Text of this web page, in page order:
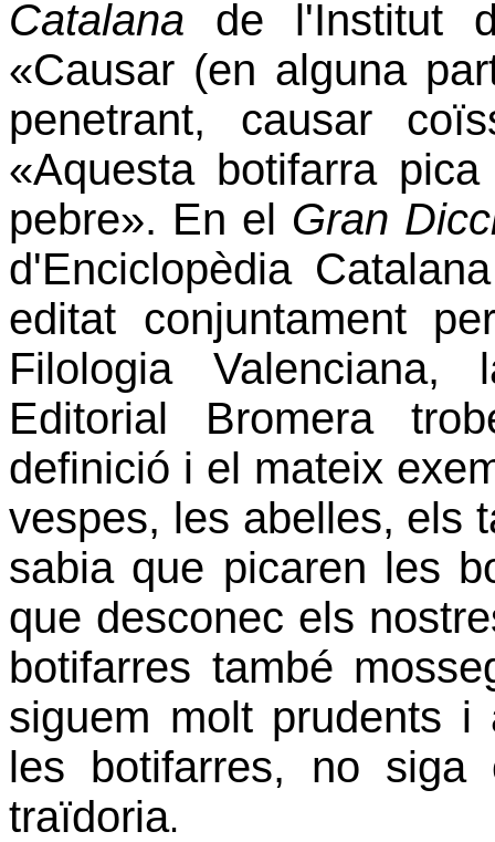
Catalana de l'Institut
«Causar (en alguna
penetrant, causar
«Aquesta botifarra
pebre». En el Gran
d'Enciclopèdia
editat conjuntament
Filologia Valenciana,
Editorial Bromera
definició i el mateix
vespes, les abelles, els
sabia que picaren les
que desconec els
botifarres també
siguem molt prudents
les botifarres, no
traïdoria.